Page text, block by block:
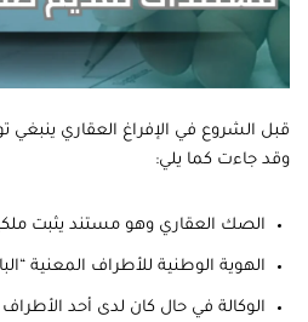
قبل الشروع في الإفراغ العقاري ينبغي
وقد جاءت كما يلي:
الصك العقاري وهو مستند يثبت ملكية
الهوية الوطنية للأطراف المعنية
الوكالة في حال كان لدى أحد